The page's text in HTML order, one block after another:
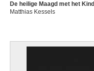
De heilige Maagd met het Kind
Matthias Kessels